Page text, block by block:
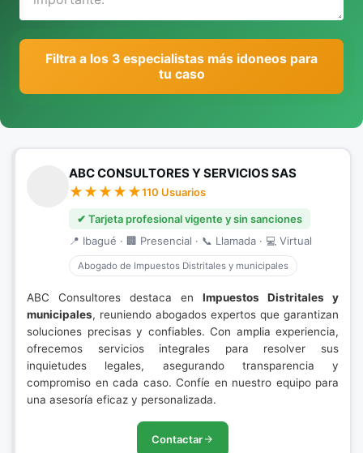
Filtra a los 3 especialistas más idoneos para
tu caso
ABC CONSULTORES Y SERVICIOS SAS
110 Usuarios
✔ Tarjeta profesional vigente y sin sanciones
📍 Ibagué · 🏢 Presencial · 📞 Llamada · 💻 Virtual
Abogado de Impuestos Distritales y municipales
ABC Consultores destaca en Impuestos Distritales y
municipales, reuniendo abogados expertos que garantizan
soluciones precisas y confiables. Con amplia experiencia,
ofrecemos servicios integrales para resolver sus
inquietudes legales, asegurando transparencia y
compromiso en cada caso. Confíe en nuestro equipo para
una asesoría eficaz y personalizada.
Contactar